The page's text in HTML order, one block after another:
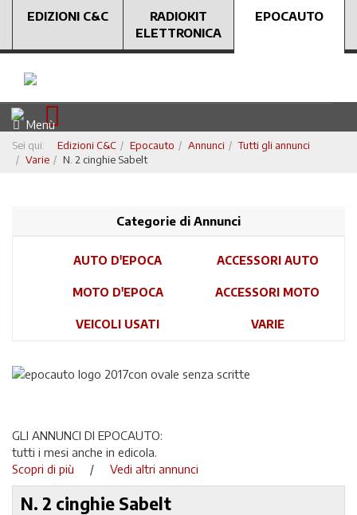
EDIZIONI C&C
RADIOKIT
ELETTRONICA
EPOCAUTO
Menù
Sei qui: Edizioni C&C Epocauto Annunci
Tutti gli annunci
Varie
N. 2 cinghie Sabelt
Categorie di Annunci
AUTO D'EPOCA ACCESSORI AUTO
MOTO D'EPOCA ACCESSORI MOTO
VEICOLI USATI VARIE
GLI ANNUNCI DI EPOCAUTO:
tutti i mesi anche in edicola.
Scopri di più
/ Vedi altri annunci
N. 2 cinghie Sabelt